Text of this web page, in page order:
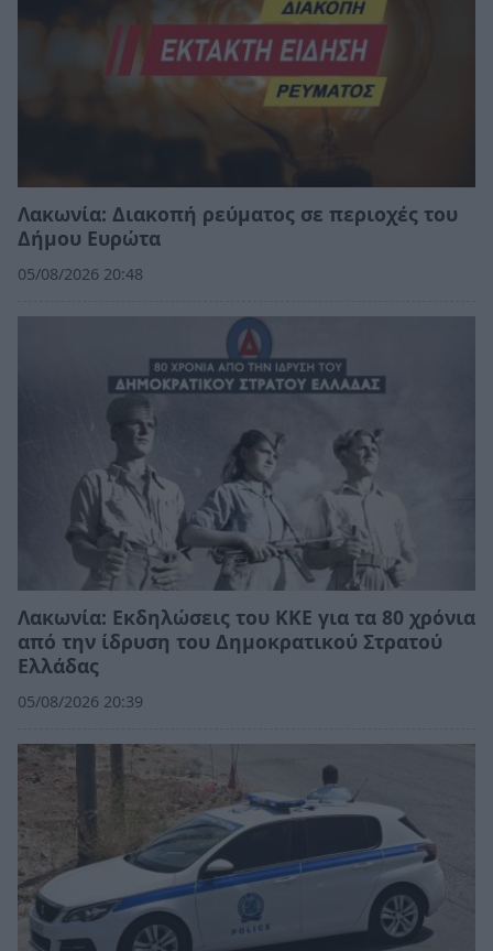
Λακωνία: Διακοπή ρεύματος σε περιοχές του
Δήμου Ευρώτα
05/08/2026 20:48
Λακωνία: Εκδηλώσεις του ΚΚΕ για τα 80 χρόνια
από την ίδρυση του Δημοκρατικού Στρατού
Ελλάδας
05/08/2026 20:39